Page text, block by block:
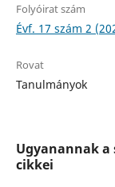
Folyóirat szám
Évf. 17 szám 2
Rovat
Tanulmányok
Ugyanannak
cikkei